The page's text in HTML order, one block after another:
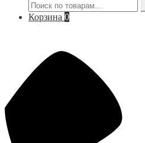
Искать:
Корзина 0